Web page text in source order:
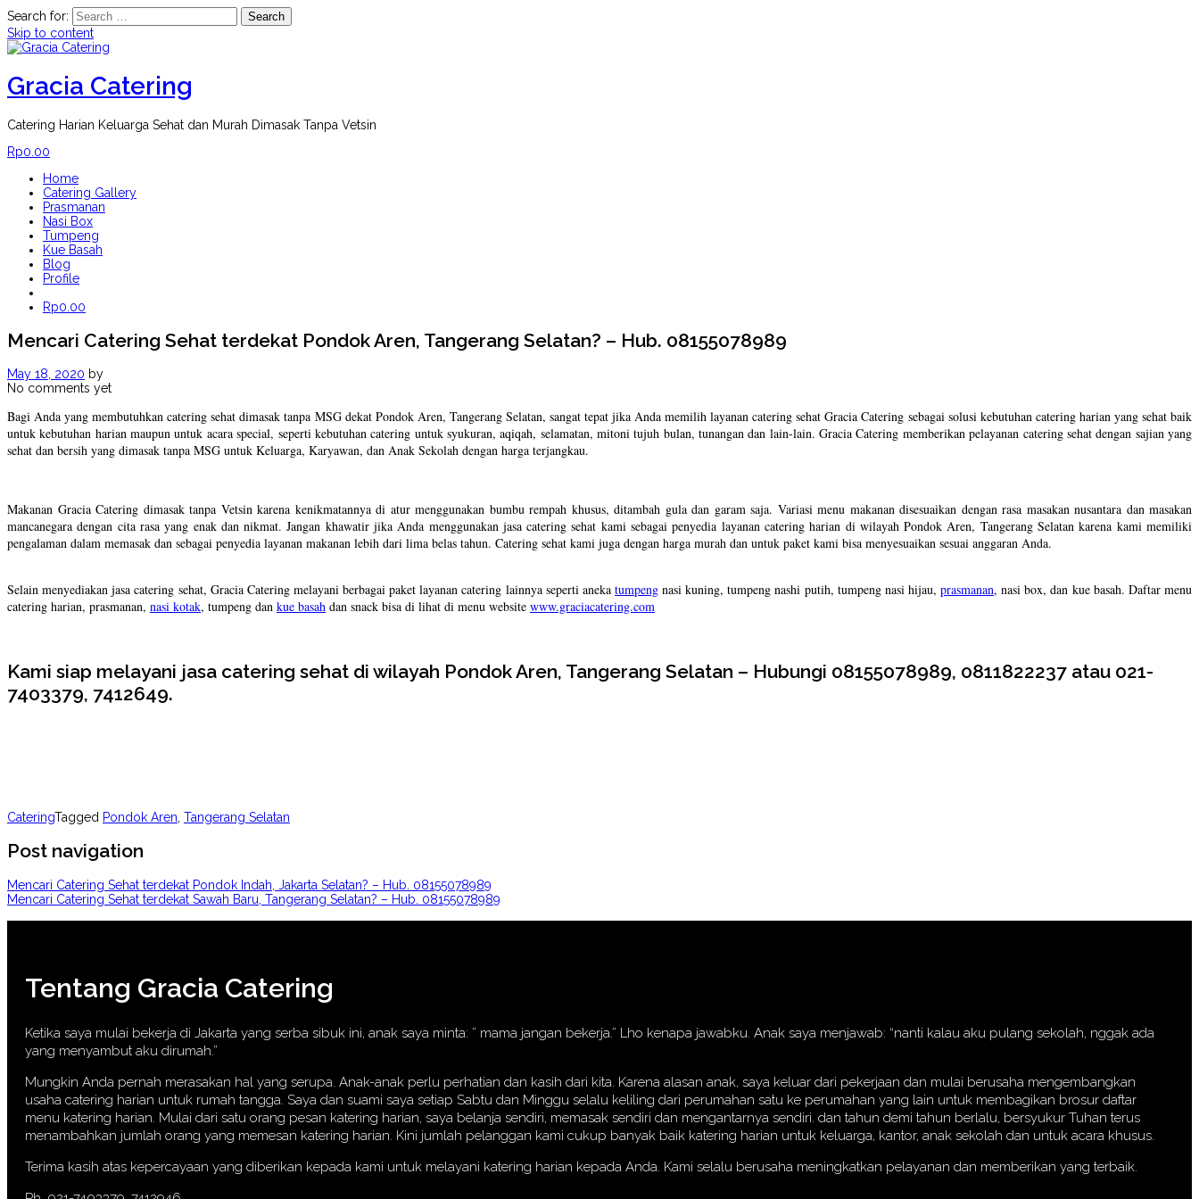
Search for:
Skip to content
Gracia Catering
Catering Harian Keluarga Sehat dan Murah Dimasak Tanpa Vetsin
Rp0.00
Home
Catering Gallery
Prasmanan
Nasi Box
Tumpeng
Kue Basah
Blog
Profile
Rp0.00
Mencari Catering Sehat terdekat Pondok Aren, Tangerang Selatan? – Hub. 08155078989
May 18, 2020 by
No comments yet
Bagi Anda yang membutuhkan catering sehat dimasak tanpa MSG dekat Pondok Aren, Tangerang Selatan, sangat tepat jika Anda memilih layanan catering sehat Gracia Catering sebagai solusi kebutuhan catering harian yang sehat baik
untuk kebutuhan harian maupun untuk acara special, seperti kebutuhan catering untuk syukuran, aqiqah, selamatan, mitoni tujuh bulan, tunangan dan lain-lain. Gracia Catering memberikan pelayanan catering sehat dengan sajian yang
sehat dan bersih yang dimasak tanpa MSG untuk Keluarga, Karyawan, dan Anak Sekolah dengan harga terjangkau.
Makanan Gracia Catering dimasak tanpa Vetsin karena kenikmatannya di atur menggunakan bumbu rempah khusus, ditambah gula dan garam saja. Variasi menu makanan disesuaikan dengan rasa masakan nusantara dan masakan
mancanegara dengan cita rasa yang enak dan nikmat. Jangan khawatir jika Anda menggunakan jasa catering sehat kami sebagai penyedia layanan catering harian di wilayah Pondok Aren, Tangerang Selatan karena kami memiliki
pengalaman dalam memasak dan sebagai penyedia layanan makanan lebih dari lima belas tahun. Catering sehat kami juga dengan harga murah dan untuk paket kami bisa menyesuaikan sesuai anggaran Anda.
Selain menyediakan jasa catering sehat, Gracia Catering melayani berbagai paket layanan catering lainnya seperti aneka tumpengnasi kuning, tumpeng nashi putih, tumpeng nasi hijau,prasmanan, nasi box, dan kue basah. Daftar menu
catering harian, prasmanan, nasi kotak, tumpeng dan kue basah dan snack bisa di lihat di menu website www.graciacatering.com
Kami siap melayani jasa catering sehat di wilayah Pondok Aren, Tangerang Selatan – Hubungi 08155078989, 0811822237 atau 021-
7403379, 7412649.
CateringTagged Pondok Aren Tangerang Selatan
Post navigation
Mencari Catering Sehat terdekat Pondok Indah, Jakarta Selatan? – Hub. 08155078989
Mencari Catering Sehat terdekat Sawah Baru, Tangerang Selatan? – Hub. 08155078989
Tentang Gracia Catering
Ketika saya mulai bekerja di Jakarta yang serba sibuk ini, anak saya minta: ” mama jangan bekerja.” Lho kenapa jawabku. Anak saya menjawab: “nanti kalau aku pulang sekolah, nggak ada
yang menyambut aku dirumah.”
Mungkin Anda pernah merasakan hal yang serupa. Anak-anak perlu perhatian dan kasih dari kita. Karena alasan anak, saya keluar dari pekerjaan dan mulai berusaha mengembangkan
usaha catering harian untuk rumah tangga. Saya dan suami saya setiap Sabtu dan Minggu selalu keliling dari perumahan satu ke perumahan yang lain untuk membagikan brosur daftar
menu katering harian. Mulai dari satu orang pesan katering harian, saya belanja sendiri, memasak sendiri dan mengantarnya sendiri. dan tahun demi tahun berlalu, bersyukur Tuhan terus
menambahkan jumlah orang yang memesan katering harian. Kini jumlah pelanggan kami cukup banyak baik katering harian untuk keluarga, kantor, anak sekolah dan untuk acara khusus.
Terima kasih atas kepercayaan yang diberikan kepada kami untuk melayani katering harian kepada Anda. Kami selalu berusaha meningkatkan pelayanan dan memberikan yang terbaik.